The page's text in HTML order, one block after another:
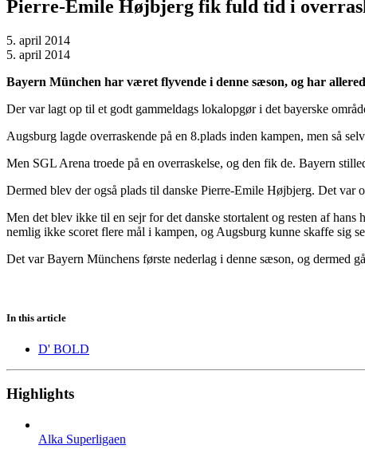
Pierre-Emile Højbjerg fik fuld tid i
5. april 2014
5. april 2014
Bayern München har været flyvende i denne sæson, og har
Der var lagt op til et godt gammeldags lokalopgør i det bayerske
Augsburg lagde overraskende på en 8.plads inden kampen, men så
Men SGL Arena troede på en overraskelse, og den fik de. Bayern
Dermed blev der også plads til danske Pierre-Emile Højbjerg. Det var
Men det blev ikke til en sejr for det danske stortalent og resten af
nemlig ikke scoret flere mål i kampen, og Augsburg kunne skaffe sig
Det var Bayern Münchens første nederlag i denne sæson, og dermed
In this article
D' BOLD
Highlights
Alka Superligaen